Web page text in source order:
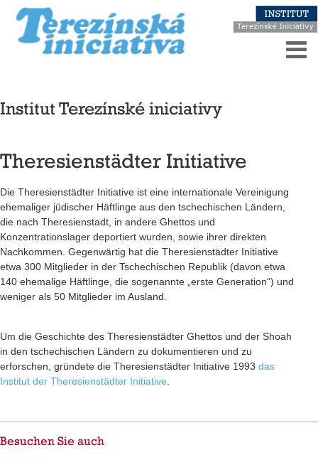
Institut Terezínské iniciativy
Theresienstädter Initiative
Die Theresienstädter Initiative ist eine internationale Vereinigung
ehemaliger jüdischer Häftlinge aus den tschechischen Ländern,
die nach Theresienstadt, in andere Ghettos und
Konzentrationslager deportiert wurden, sowie ihrer direkten
Nachkommen. Gegenwärtig hat die Theresienstädter Initiative
etwa 300 Mitglieder in der Tschechischen Republik (davon etwa
140 ehemalige Häftlinge, die sogenannte „erste Generation“) und
weniger als 50 Mitglieder im Ausland.
Um die Geschichte des Theresienstädter Ghettos und der Shoah
in den tschechischen Ländern zu dokumentieren und zu
erforschen, gründete die Theresienstädter Initiative 1993 das
Institut der Theresienstädter Initiative
Besuchen Sie auch